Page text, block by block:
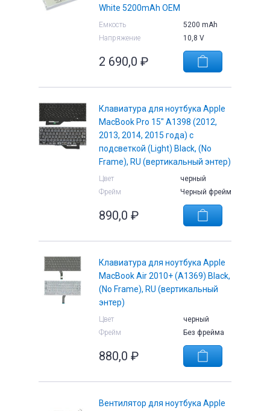
White 5200mAh OEM
Емкость
5200 mAh
Напряжение
10,8 V
2 690,0 ₽
Клавиатура для ноутбука Apple
MacBook Pro 15" A1398 (2012,
2013, 2014, 2015 года) с
подсветкой (Light) Black, (No
Frame), RU (вертикальный энтер)
Цвет
черный
Фрейм
Черный фрейм
890,0 ₽
Клавиатура для ноутбука Apple
MacBook Air 2010+ (A1369) Black,
(No Frame), RU (вертикальный
энтер)
Цвет
черный
Фрейм
Без фрейма
880,0 ₽
Вентилятор для ноутбука Apple